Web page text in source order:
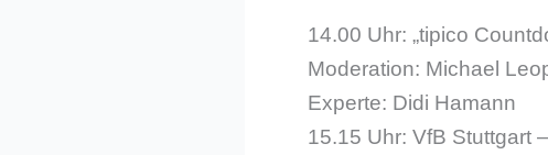
14.00 Uhr: „tipico
Moderation: Michael
Experte: Didi Hamann
15.15 Uhr: VfB Stuttgart